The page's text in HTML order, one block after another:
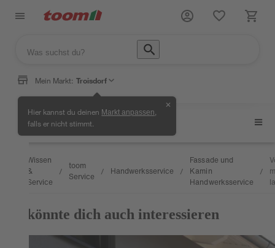
Mein Markt: Troisdorf
Hier kannst du deinen Markt anpassen
falls er nicht stimmt.
✕
Fassade und Kamin
Wissen
&
Service
/
toom
Service
/ Handwerksservice /
Fassade und
Kamin
Handwerksservice
/
Das könnte dich auch interessieren